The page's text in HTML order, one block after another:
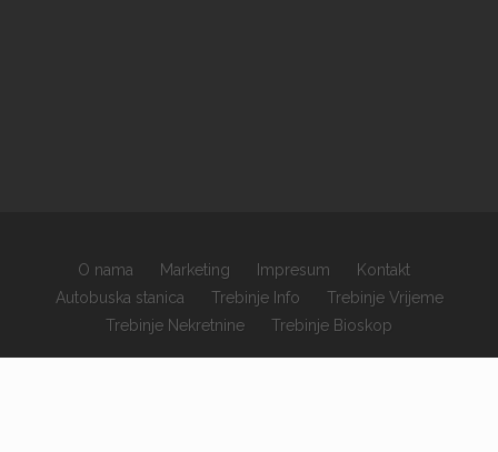
×
O nama Marketing Impresum
Kontakt
Autobuska stanica
Trebinje Info
Trebinje Vrijeme
Trebinje Nekretnine
Trebinje Bioskop